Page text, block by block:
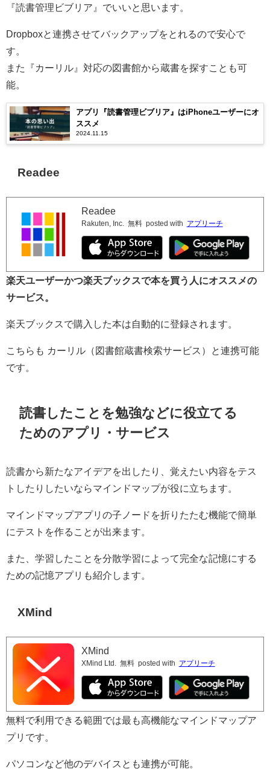
『読書管理ビブリア』でいいと思います。
Dropboxと連携させてバックアップをとれるので安心で
す。
また『カーリル』対応の図書館から蔵書を探すことも可
能。
アプリ『読書管理ビブリア』はiPhoneユーザーにオ
ススメ
2024.11.15
Readee
Readee
Rakuten, Inc. 無料 posted with アプリーチ
楽天ユーザーかつ楽天ブックスで本を買う人にオススメの
サービス。
楽天ブックスで購入した本は自動的に登録されます。
こちらも カーリル（図書館蔵書検索サービス）と連携可能
です。
読書したことを勉強などに役立てる
ためのアプリ・サービス
読書から新たなアイデアを出したり、覚えたい内容をテス
トしたりしたいならマインドマップが役に立ちます。
マインドマップアプリの子ノードを折りたたむ機能で簡単
にテストを作ることが出来ます。
また、学習したことを分散学習によって完全な記憶にする
ための記憶アプリも紹介します。
XMind
XMind
XMind Ltd. 無料 posted with アプリーチ
無料で利用できる範囲では最も高機能なマインドマップア
プリです。
パソコンなど他のデバイスとも連携が可能。